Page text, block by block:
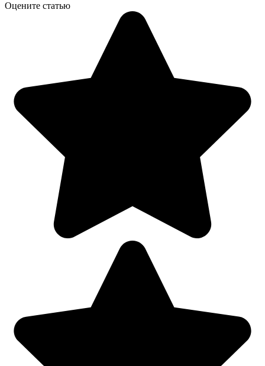
Оцените статью